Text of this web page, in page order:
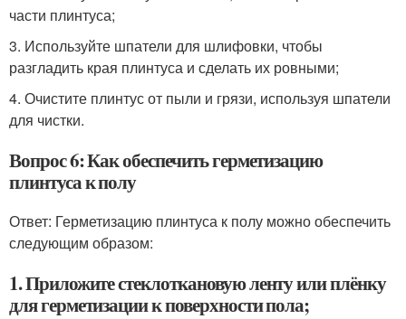
части плинтуса;
3. Используйте шпатели для шлифовки, чтобы
разгладить края плинтуса и сделать их ровными;
4. Очистите плинтус от пыли и грязи, используя шпатели
для чистки.
Вопрос 6: Как обеспечить герметизацию
плинтуса к полу
Ответ: Герметизацию плинтуса к полу можно обеспечить
следующим образом:
1. Приложите стеклоткановую ленту или плёнку
для герметизации к поверхности пола;